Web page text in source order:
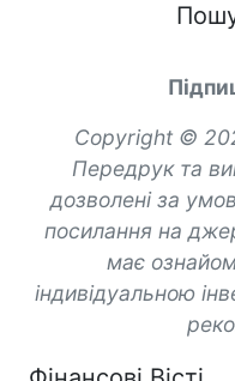
Copyright ©
Передрук та
дозволені за
посилання на
має
індивідуальною